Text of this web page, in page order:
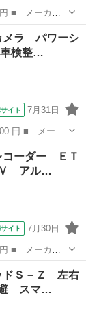
： Ｌ ＥＴ
トライト Ｃ
メラ パワーシ
検整…
イト 7月31日
： Ｚ 全周
気量：
コーダー ＥＴ
アル…
イト 7月30日
Ｓ ドライブ
ミホイール
ドＳ－Ｚ 左右
避 スマ…